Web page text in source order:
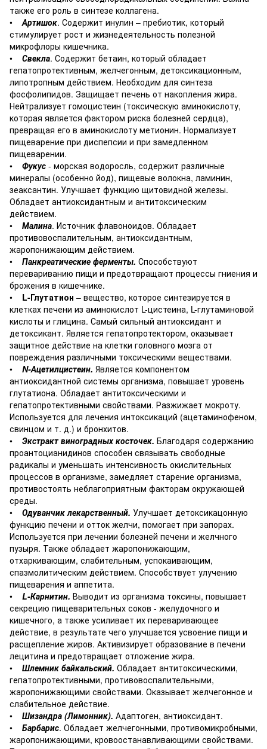
также его роль в синтезе коллагена.
• Артишок. Содержит инулин – пребиотик, который
стимулирует рост и жизнедеятельность полезной
микрофлоры кишечника.
• Свекла. Содержит бетаин, который обладает
гепатопротективным, желчегонным, детоксикационным,
липотропным действием. Необходим для синтеза
фосфолипидов. Защищает печень от накопления жира.
Нейтрализует гомоцистеин (токсическую аминокислоту,
которая является фактором риска болезней сердца),
превращая его в аминокислоту метионин. Нормализует
пищеварение при диспепсии и при замедленном
пищеварении.
• Фукус - морская водоросль, содержит различные
минералы (особенно йод), пищевые волокна, ламинин,
зеаксантин. Улучшает функцию щитовидной железы.
Обладает антиоксидантным и антитоксическим
действием.
• Малина. Источник флавоноидов. Обладает
противовоспалительным, антиоксидантным,
жаропонижающим действием.
• Панкреатические ферменты. Способствуют
перевариванию пищи и предотвращают процессы гниения и
брожения в кишечнике.
• L-Глутатион – вещество, которое синтезируется в
клетках печени из аминокислот L-цистеина, L-глутаминовой
кислоты и глицина. Самый сильный антиоксидант и
детоксикант. Является гепатопротектором, оказывает
защитное действие на клетки головного мозга от
повреждения различными токсическими веществами.
• N-Ацетилцистеин. Является компонентом
антиоксидантной системы организма, повышает уровень
глутатиона. Обладает антитоксическими и
гепатопротективными свойствами. Разжижает мокроту.
Используется для лечения интоксикаций (ацетаминофеном,
свинцом и т. д.) и бронхитов.
• Экстракт виноградных косточек. Благодаря содержанию
проантоцианидинов способен связывать свободные
радикалы и уменьшать интенсивность окислительных
процессов в организме, замедляет старение организма,
противостоять неблагоприятным факторам окружающей
среды.
• Одуванчик лекарственный. Улучшает детоксикацонную
функцию печени и отток желчи, помогает при запорах.
Используется при лечении болезней печени и желчного
пузыря. Также обладает жаропонижающим,
отхаркивающим, слабительным, успокаивающим,
спазмолитическим действием. Способствует улучению
пищеварения и аппетита.
• L-Карнитин. Выводит из организма токсины, повышает
секрецию пищеварительных соков - желудочного и
кишечного, а также усиливает их переваривающее
действие, в результате чего улучшается усвоение пищи и
расщепление жиров. Активизирует образование в печени
лецитина и предотвращает отложение жира.
• Шлемник байкальский. Обладает антитоксическими,
гепатопротективными, противовоспалительными,
жаропонижающими свойствами. Оказывает желчегонное и
слабительное действие.
• Шизандра (Лимонник). Адаптоген, антиоксидант.
• Барбарис. Обладает желчегонными, противомикробными,
жаропонижающими, кровоостанавливающими свойствами.